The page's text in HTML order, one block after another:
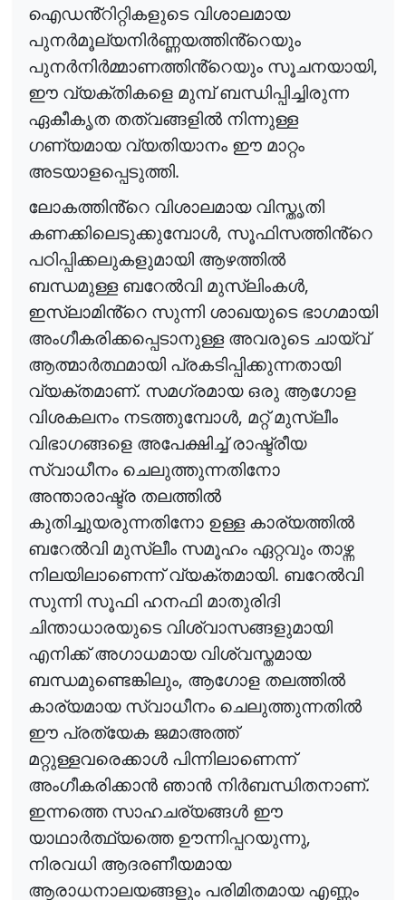
ഐഡൻ്റിറ്റികളുടെ വിശാലമായ
പുനർമൂല്യനിർണ്ണയത്തിൻ്റെയും
പുനർനിർമ്മാണത്തിൻ്റെയും സൂചനയായി,
ഈ വ്യക്തികളെ മുമ്പ് ബന്ധിപ്പിച്ചിരുന്ന
ഏകീകൃത തത്വങ്ങളിൽ നിന്നുള്ള
ഗണ്യമായ വ്യതിയാനം ഈ മാറ്റം
അടയാളപ്പെടുത്തി.
ലോകത്തിൻ്റെ വിശാലമായ വിസ്തൃതി
കണക്കിലെടുക്കുമ്പോൾ, സൂഫിസത്തിൻ്റെ
പഠിപ്പിക്കലുകളുമായി ആഴത്തിൽ
ബന്ധമുള്ള ബറേൽവി മുസ്ലിംകൾ,
ഇസ്ലാമിൻ്റെ സുന്നി ശാഖയുടെ ഭാഗമായി
അംഗീകരിക്കപ്പെടാനുള്ള അവരുടെ ചായ്വ്
ആത്മാർത്ഥമായി പ്രകടിപ്പിക്കുന്നതായി
വ്യക്തമാണ്. സമഗ്രമായ ഒരു ആഗോള
വിശകലനം നടത്തുമ്പോൾ, മറ്റ് മുസ്ലീം
വിഭാഗങ്ങളെ അപേക്ഷിച്ച് രാഷ്ട്രീയ
സ്വാധീനം ചെലുത്തുന്നതിനോ
അന്താരാഷ്ട്ര തലത്തിൽ
കുതിച്ചുയരുന്നതിനോ ഉള്ള കാര്യത്തിൽ
ബറേൽവി മുസ്ലീം സമൂഹം ഏറ്റവും താഴ്ന്ന
നിലയിലാണെന്ന് വ്യക്തമായി. ബറേൽവി
സുന്നി സൂഫി ഹനഫി മാതുരിദി
ചിന്താധാരയുടെ വിശ്വാസങ്ങളുമായി
എനിക്ക് അഗാധമായ വിശ്വസ്തമായ
ബന്ധമുണ്ടെങ്കിലും, ആഗോള തലത്തിൽ
കാര്യമായ സ്വാധീനം ചെലുത്തുന്നതിൽ
ഈ പ്രത്യേക ജമാഅത്ത്
മറ്റുള്ളവരെക്കാൾ പിന്നിലാണെന്ന്
അംഗീകരിക്കാൻ ഞാൻ നിർബന്ധിതനാണ്.
ഇന്നത്തെ സാഹചര്യങ്ങൾ ഈ
യാഥാർത്ഥ്യത്തെ ഊന്നിപ്പറയുന്നു,
നിരവധി ആദരണീയമായ
ആരാധനാലയങ്ങളും പരിമിതമായ എണ്ണം